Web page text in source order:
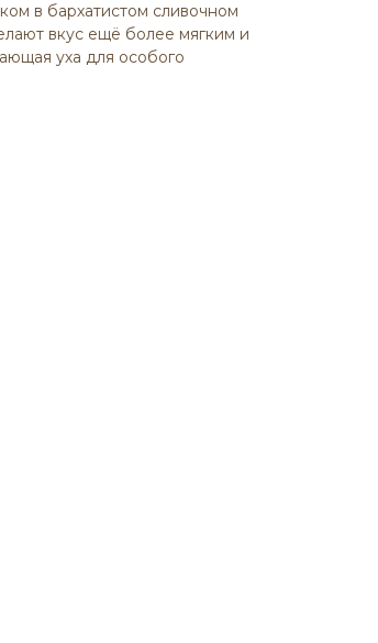
в бархатистом сливочном
вкус ещё более мягким и
уха для особого